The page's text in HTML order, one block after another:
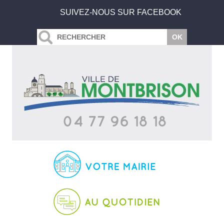
SUIVEZ-NOUS SUR FACEBOOK